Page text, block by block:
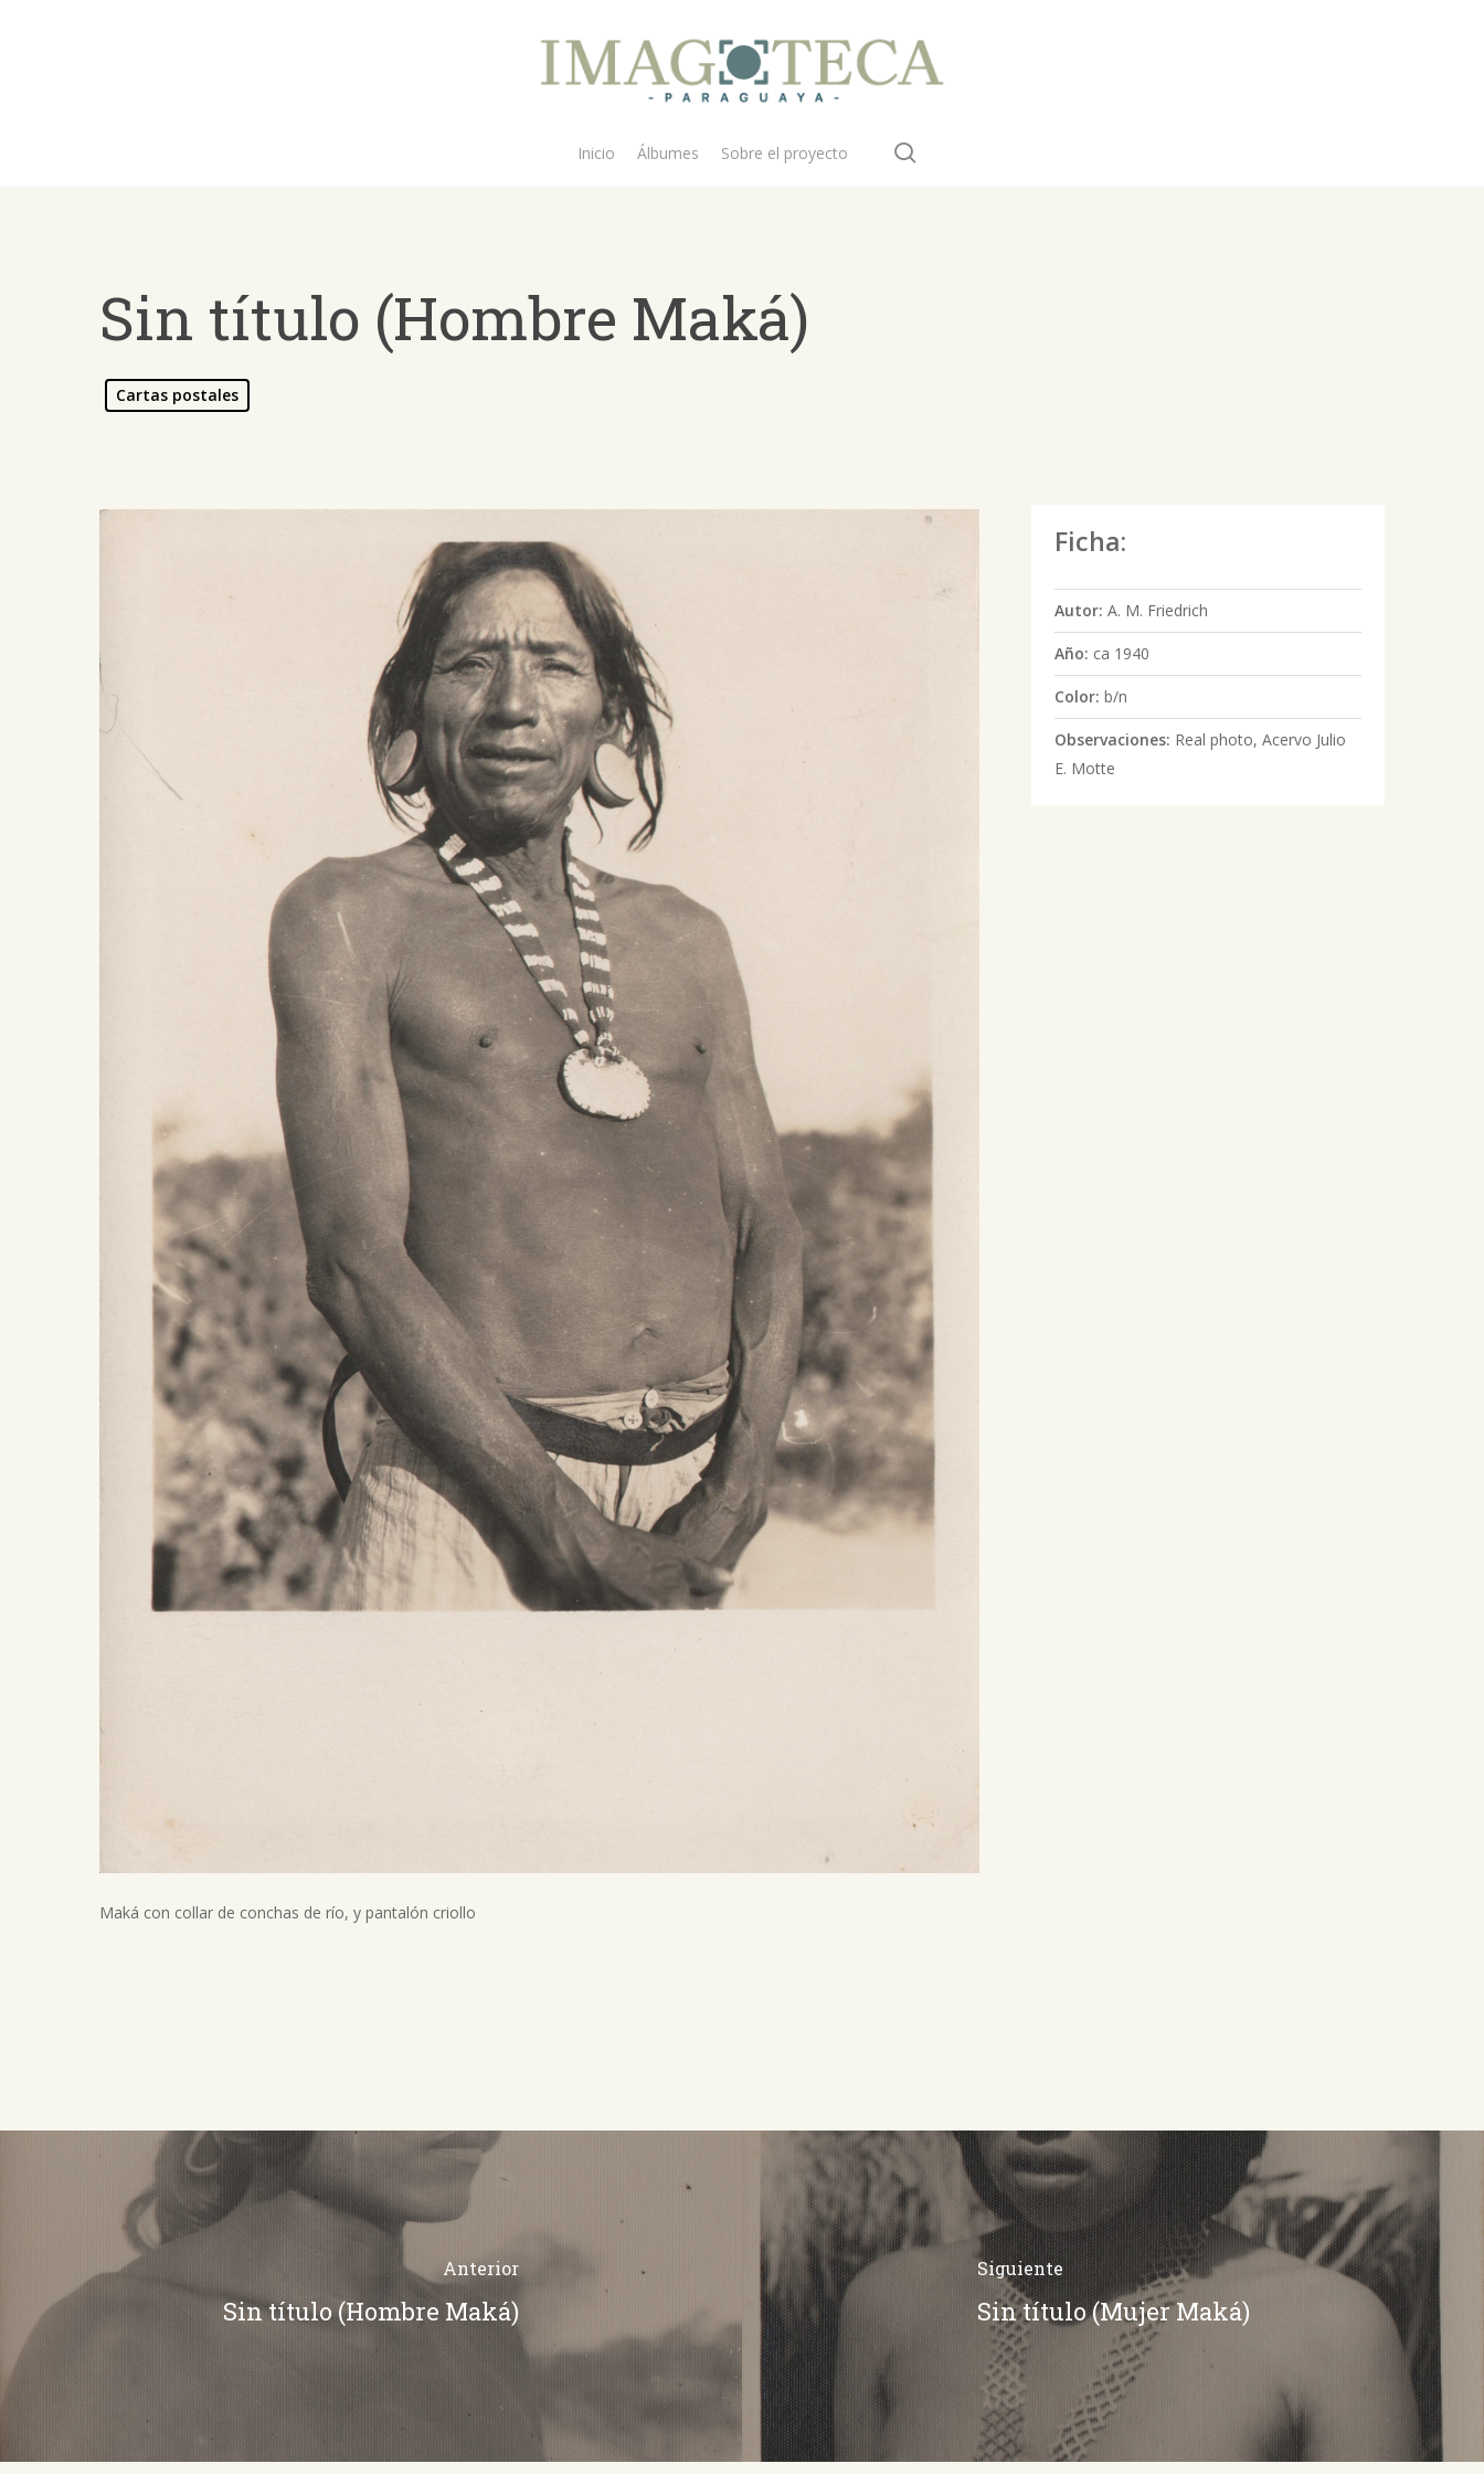
Presiona ENTER para buscar o ESC para salir -¿Cómo buscar?
Inicio Álbumes Sobre el proyecto
Sin título (Hombre Maká)
Cartas postales
Maká con collar de conchas de río, y pantalón criollo
Ficha:
Autor: A. M. Friedrich
Año: ca 1940
Color: b/n
Observaciones: Real photo, Acervo Julio
E. Motte
Anterior
Sin título (Hombre Maká)
Siguiente
Sin título (Mujer Maká)